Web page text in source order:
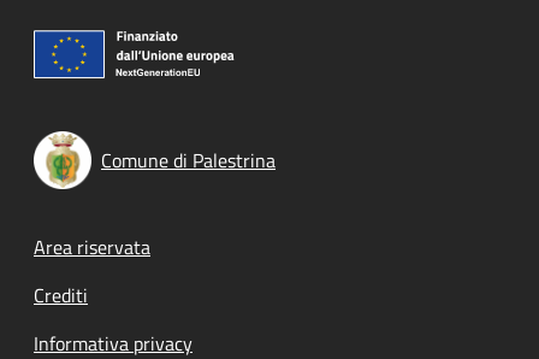
Comune di Palestrina
Footer menu
Area riservata
Crediti
Informativa privacy